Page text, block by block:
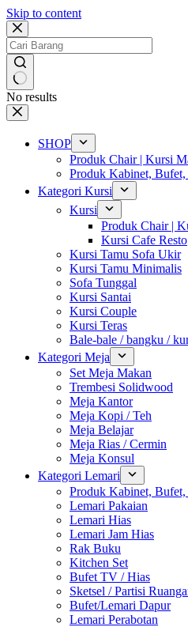
Skip to content
No results
SHOP
Produk Chair | Kursi
Produk Kabinet, Bufet,
Kategori Kursi
Kursi
Produk Chair |
Kursi Cafe Resto
Kursi Tamu Sofa Ukir
Kursi Tamu Minimalis
Sofa Tunggal
Kursi Santai
Kursi Couple
Kursi Teras
Bale-bale / bangku /
Kategori Meja
Set Meja Makan
Trembesi Solidwood
Meja Kantor
Meja Kopi / Teh
Meja Belajar
Meja Rias / Cermin
Meja Konsul
Kategori Lemari
Produk Kabinet, Bufet,
Lemari Pakaian
Lemari Hias
Lemari Jam Hias
Rak Buku
Kitchen Set
Bufet TV / Hias
Sketsel / Partisi
Bufet/Lemari Dapur
Lemari Perabotan